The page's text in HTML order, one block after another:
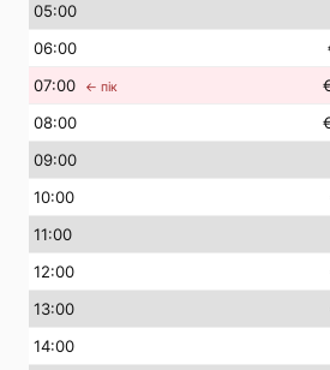
05:00
06:00
07:00 ← пік
08:00
09:00
10:00
11:00
12:00
13:00
14:00